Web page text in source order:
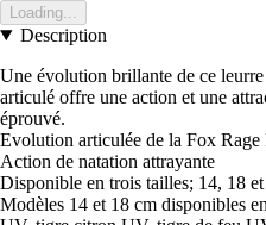
Loading...
Description
Une évolution brillante de ce
articulé offre une action et une
éprouvé.
Evolution articulée de la Fox Rage
Action de natation attrayante
Disponible en trois tailles; 14, 18
Modèles 14 et 18 cm disponibles